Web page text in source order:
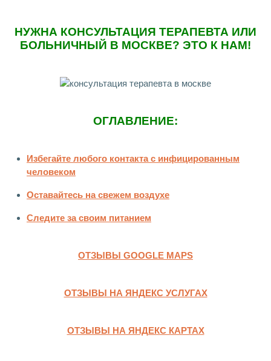
НУЖНА КОНСУЛЬТАЦИЯ ТЕРАПЕВТА ИЛИ
БОЛЬНИЧНЫЙ В МОСКВЕ? ЭТО К НАМ!
ОГЛАВЛЕНИЕ:
Избегайте любого контакта с инфицированным
человеком
Оставайтесь на свежем воздухе
Следите за своим питанием
ОТЗЫВЫ GOOGLE MAPS
ОТЗЫВЫ НА ЯНДЕКС УСЛУГАХ
ОТЗЫВЫ НА ЯНДЕКС КАРТАХ